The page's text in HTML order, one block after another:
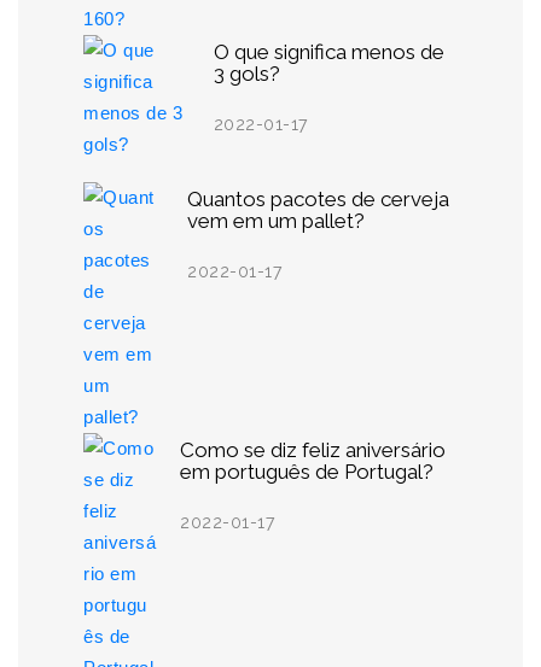
O que significa menos de
3 gols?
2022-01-17
Quantos pacotes de cerveja
vem em um pallet?
2022-01-17
Como se diz feliz aniversário
em português de Portugal?
2022-01-17